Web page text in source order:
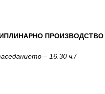
ПРОИЗВОДСТВО
– 16.30 ч./